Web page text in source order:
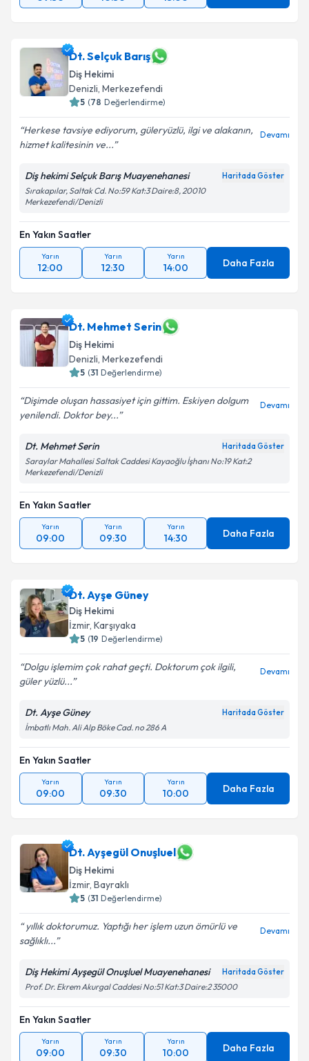
Dt. Selçuk Barış
Diş Hekimi
Denizli, Merkezefendi
5 (78 Değerlendirme)
Herkese tavsiye ediyorum, güleryüzlü, ilgi ve alakanın,
hizmet kalitesinin ve...
Devamı
Diş hekimi Selçuk Barış Muayenehanesi Haritada Göster
Sırakapılar, Saltak Cd. No:59 Kat:3 Daire:8, 20010
Merkezefendi/Denizli
En Yakın Saatler
Yarın
12:00
Yarın
12:30
Yarın
14:00 Daha Fazla
Dt. Mehmet Serin
Diş Hekimi
Denizli, Merkezefendi
5 (31 Değerlendirme)
Dişimde oluşan hassasiyet için gittim. Eskiyen dolgum
yenilendi. Doktor bey...
Devamı
Dt. Mehmet Serin Haritada Göster
Saraylar Mahallesi Saltak Caddesi Kayaoğlu İşhanı No:19 Kat:2
Merkezefendi/Denizli
En Yakın Saatler
Yarın
09:00
Yarın
09:30
Yarın
14:30 Daha Fazla
Dt. Ayşe Güney
Diş Hekimi
İzmir, Karşıyaka
5 (19 Değerlendirme)
Dolgu işlemim çok rahat geçti. Doktorum çok ilgili,
güler yüzlü...
Devamı
Dt. Ayşe Güney Haritada Göster
İmbatlı Mah. Ali Alp Böke Cad. no 286 A
En Yakın Saatler
Yarın
09:00
Yarın
09:30
Yarın
10:00 Daha Fazla
Dt. Ayşegül Onuşluel
Diş Hekimi
İzmir, Bayraklı
5 (31 Değerlendirme)
yıllık doktorumuz. Yaptığı her işlem uzun ömürlü ve
sağlıklı...
Devamı
Diş Hekimi Ayşegül Onuşluel Muayenehanesi Haritada Göster
Prof. Dr. Ekrem Akurgal Caddesi No:51 Kat:3 Daire:2 35000
En Yakın Saatler
Yarın
09:00
Yarın
09:30
Yarın
10:00 Daha Fazla